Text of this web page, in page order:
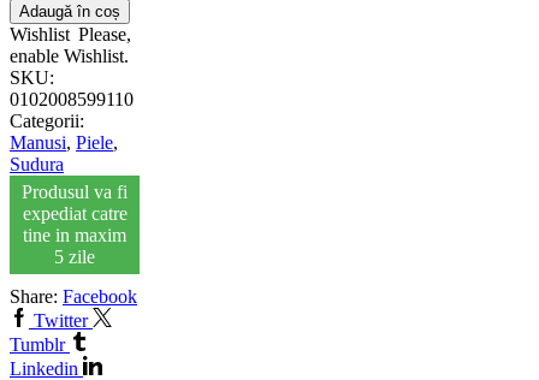
Adaugă în coș
Wishlist Please,
enable Wishlist.
SKU:
0102008599110
Categorii:
Manusi, Piele,
Sudura
Produsul va fi
expediat catre
tine in maxim
5 zile
Share: Facebook
Twitter
Tumblr
Linkedin